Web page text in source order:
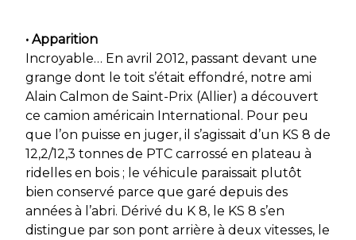
• Apparition
Incroyable… En avril 2012, passant devant une
grange dont le toit s’était effondré, notre ami
Alain Calmon de Saint-Prix (Allier) a découvert
ce camion américain International. Pour peu
que l’on puisse en juger, il s’agissait d’un KS 8 de
12,2/12,3 tonnes de PTC carrossé en plateau à
ridelles en bois ; le véhicule paraissait plutôt
bien conservé parce que garé depuis des
années à l’abri. Dérivé du K 8, le KS 8 s’en
distingue par son pont arrière à deux vitesses, le